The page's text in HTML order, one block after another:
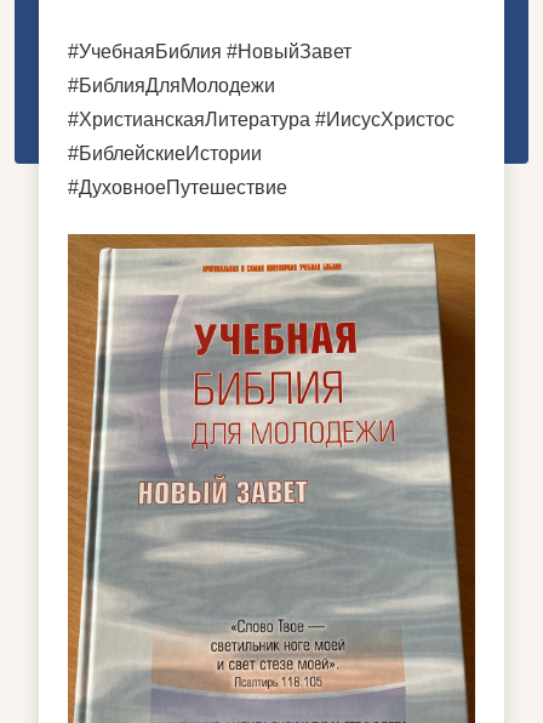
#УчебнаяБиблия #НовыйЗавет
#БиблияДляМолодежи
#ХристианскаяЛитература #ИисусХристос
#БиблейскиеИстории
#ДуховноеПутешествие